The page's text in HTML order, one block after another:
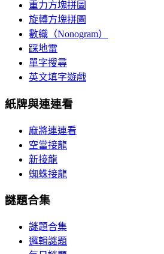
重力方塊拼圖
旋轉方塊拼圖
數織（Nonogram）
踩地雷
單字搜尋
英文填字遊戲
紙牌與連連看
麻將連連看
空當接龍
新接龍
蜘蛛接龍
謎題合集
謎題合集
邏輯謎題